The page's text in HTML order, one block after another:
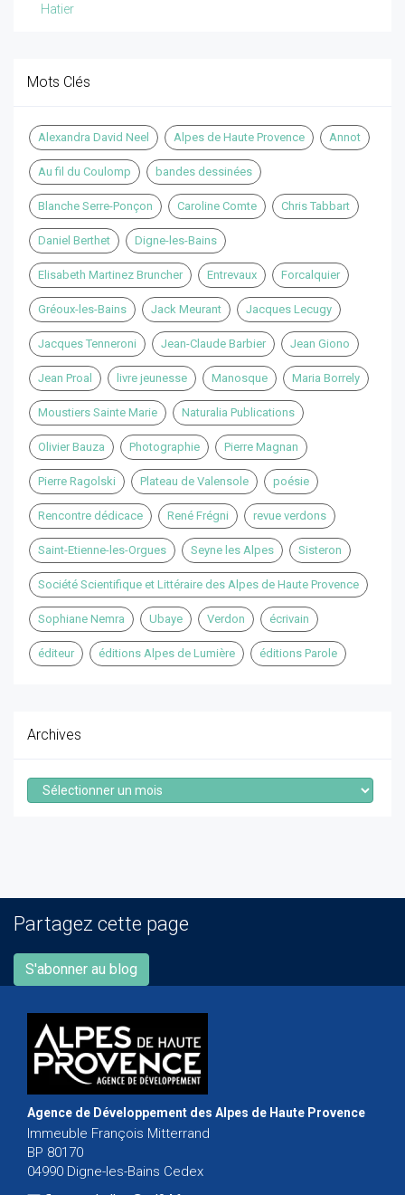
Hatier
Mots Clés
Alexandra David Neel Alpes de Haute Provence Annot
Au fil du Coulomp bandes dessinées
Blanche Serre-Ponçon Caroline Comte Chris Tabbart
Daniel Berthet Digne-les-Bains
Elisabeth Martinez Bruncher Entrevaux Forcalquier
Gréoux-les-Bains Jack Meurant Jacques Lecugy
Jacques Tenneroni Jean-Claude Barbier Jean Giono
Jean Proal livre jeunesse Manosque Maria Borrely
Moustiers Sainte Marie Naturalia Publications
Olivier Bauza Photographie Pierre Magnan
Pierre Ragolski Plateau de Valensole poésie
Rencontre dédicace René Frégni revue verdons
Saint-Etienne-les-Orgues Seyne les Alpes Sisteron
Société Scientifique et Littéraire des Alpes de Haute Provence
Sophiane Nemra Ubaye Verdon écrivain
éditeur éditions Alpes de Lumière éditions Parole
Archives
Archives
Partagez cette page
S'abonner au blog
Agence de Développement des Alpes de Haute Provence
Immeuble François Mitterrand
BP 80170
04990 Digne-les-Bains Cedex